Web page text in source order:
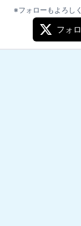
※フォローもよろし
フォ